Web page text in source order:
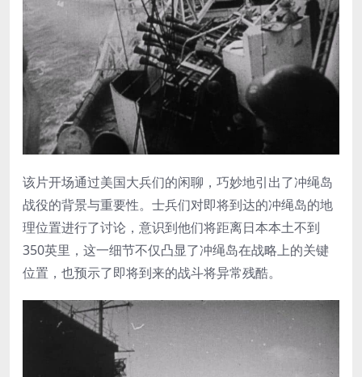
该片开场通过美国大兵们的闲聊，巧妙地引出了冲绳岛
战役的背景与重要性。士兵们对即将到达的冲绳岛的地
理位置进行了讨论，意识到他们将距离日本本土不到
350英里，这一细节不仅凸显了冲绳岛在战略上的关键
位置，也预示了即将到来的战斗将异常残酷。